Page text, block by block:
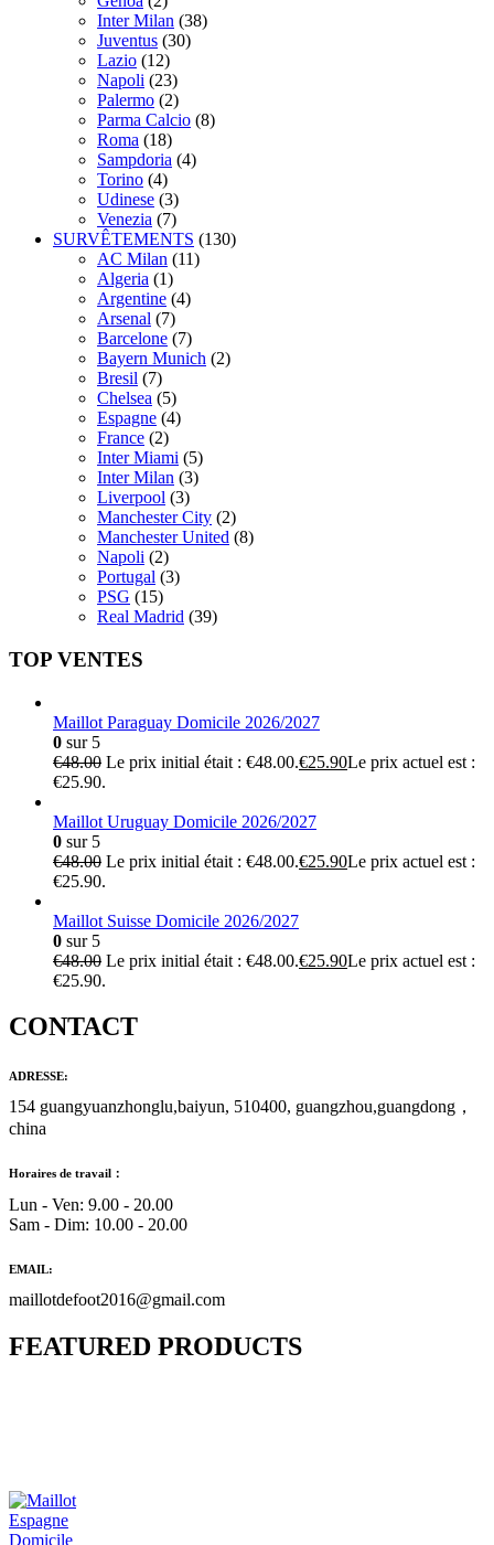
Inter Milan (38)
Juventus (30)
Lazio (12)
Napoli (23)
Palermo (2)
Parma Calcio (8)
Roma (18)
Sampdoria (4)
Torino (4)
Udinese (3)
Venezia (7)
SURVÊTEMENTS (130)
AC Milan (11)
Algeria (1)
Argentine (4)
Arsenal (7)
Barcelone (7)
Bayern Munich (2)
Bresil (7)
Chelsea (5)
Espagne (4)
France (2)
Inter Miami (5)
Inter Milan (3)
Liverpool (3)
Manchester City (2)
Manchester United (8)
Napoli (2)
Portugal (3)
PSG (15)
Real Madrid (39)
TOP VENTES
Maillot Paraguay Domicile 2026/2027
0 sur 5
€48.00 Le prix initial était : €48.00.€25.90Le prix actuel est :
€25.90.
Maillot Uruguay Domicile 2026/2027
0 sur 5
€48.00 Le prix initial était : €48.00.€25.90Le prix actuel est :
€25.90.
Maillot Suisse Domicile 2026/2027
0 sur 5
€48.00 Le prix initial était : €48.00.€25.90Le prix actuel est :
€25.90.
CONTACT
ADRESSE:
154 guangyuanzhonglu,baiyun, 510400, guangzhou,guangdong，
china
Horaires de travail：
Lun - Ven: 9.00 - 20.00
Sam - Dim: 10.00 - 20.00
EMAIL:
maillotdefoot2016@gmail.com
FEATURED PRODUCTS